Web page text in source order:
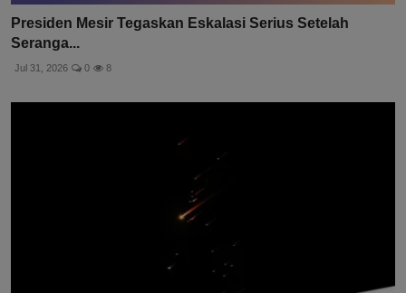
Presiden Mesir Tegaskan Eskalasi Serius Setelah
Seranga...
Jul 31, 2026 0 8